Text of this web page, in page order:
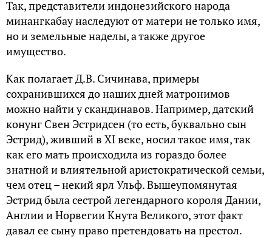
Так, представители индонезийского народа
минангкабау наследуют от матери не только имя,
но и земельные наделы, а также другое
имущество.
Как полагает Д.В. Сичинава, примеры
сохранившихся до наших дней матронимов
можно найти у скандинавов. Например, датский
конунг Свен Эстридсен (то есть, буквально сын
Эстрид), живший в XI веке, носил такое имя, так
как его мать происходила из гораздо более
знатной и влиятельной аристократической семьи,
чем отец – некий ярл Ульф. Вышеупомянутая
Эстрид была сестрой легендарного короля Дании,
Англии и Норвегии Кнута Великого, этот факт
давал ее сыну право претендовать на престол.